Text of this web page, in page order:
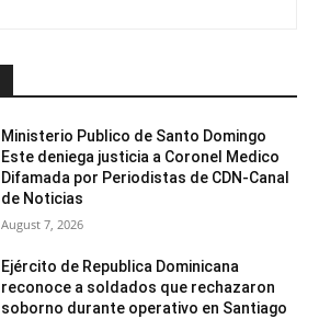
Ministerio Publico de Santo Domingo
Este deniega justicia a Coronel Medico
Difamada por Periodistas de CDN-Canal
de Noticias
August 7, 2026
Ejército de Republica Dominicana
reconoce a soldados que rechazaron
soborno durante operativo en Santiago